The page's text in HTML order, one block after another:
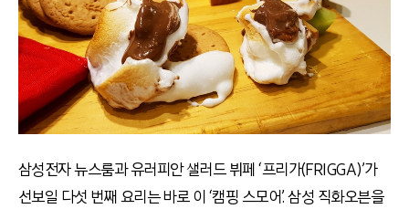
삼성전자 뉴스룸과 유러피안 샐러드 뷔페 ‘프리가(FRIGGA)’가
선보일 다섯 번째 요리는 바로 이 ‘캠핑 스모어’. 삼성 직화오븐을